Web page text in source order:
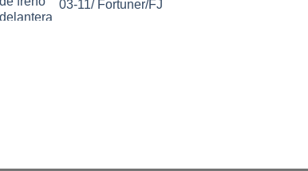
03-11/ Fortuner/FJ